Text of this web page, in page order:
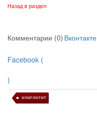
Назад в раздел
Комментарии (0)
Facebook (
)
эпиглотит